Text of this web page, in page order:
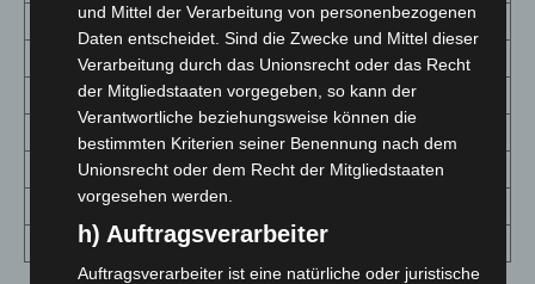
30 – 39 Jahre
3507
40 – 49 Jahre
3274
50 – 59 Jahre
3232
60 – 69 Jahre
1707
70 – 79 Jahre
1008
80+ Jahre
keine Angaben
342
und Mittel der Verarbeitung von personenbezogenen
Daten entscheidet. Sind die Zwecke und Mittel dieser
Verarbeitung durch das Unionsrecht oder das Recht
der Mitgliedstaaten vorgegeben, so kann der
Verantwortliche beziehungsweise können die
bestimmten Kriterien seiner Benennung nach dem
Unionsrecht oder dem Recht der Mitgliedstaaten
vorgesehen werden.
h) Auftragsverarbeiter
Auftragsverarbeiter ist eine natürliche oder juristische